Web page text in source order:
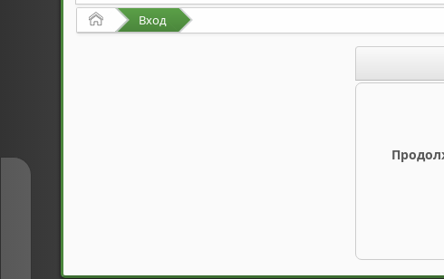
Вышел автоматический компилятор Stockfish-byo-pgo-
Вышел Stockfish 17.1
https://pixeldrain.com/u/po3UFyAR
https://pixeldrain.com/u/NJJeRdRB
The forum has added an English section! - На форуме
НачалоВход